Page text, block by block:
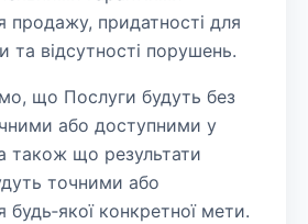
продажу, придатності для
та відсутності порушень.
що Послуги будуть без
або доступними у
також що результати
точними або
конкретної мети.